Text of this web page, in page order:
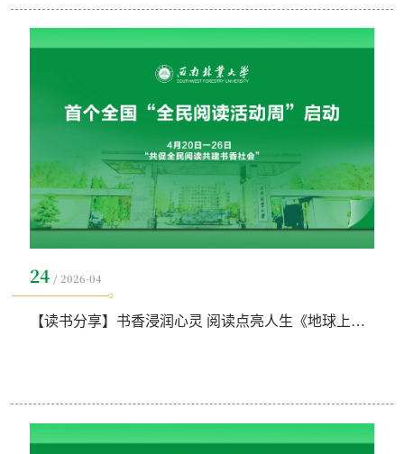
24 2026-04
【读书分享】书香浸润心灵 阅读点亮人生《地球上的红飘带》